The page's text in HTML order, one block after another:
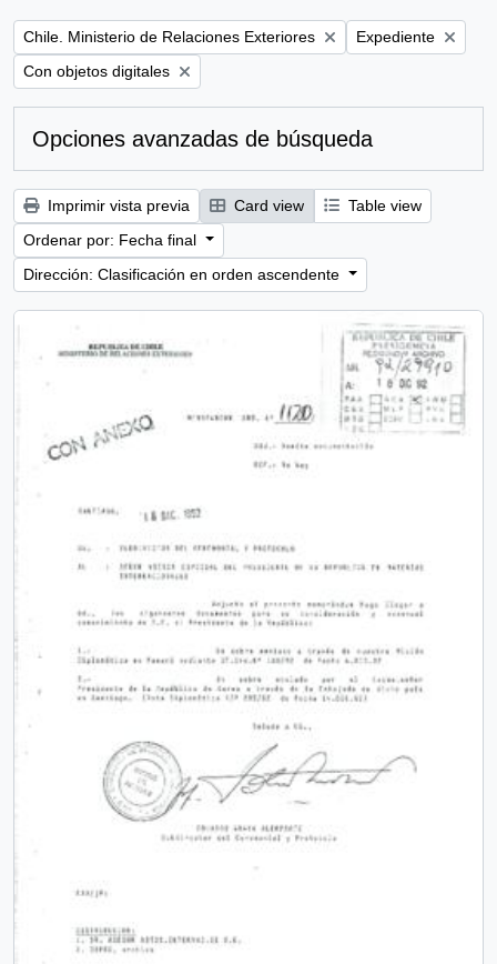
Remove filter:
Chile. Ministerio de Relaciones Exteriores Remove filter:
Expediente
Remove filter:
Con objetos digitales
Opciones avanzadas de búsqueda
Imprimir vista previa Card view
Table view
Ordenar por: Fecha final
Dirección: Clasificación en orden ascendente